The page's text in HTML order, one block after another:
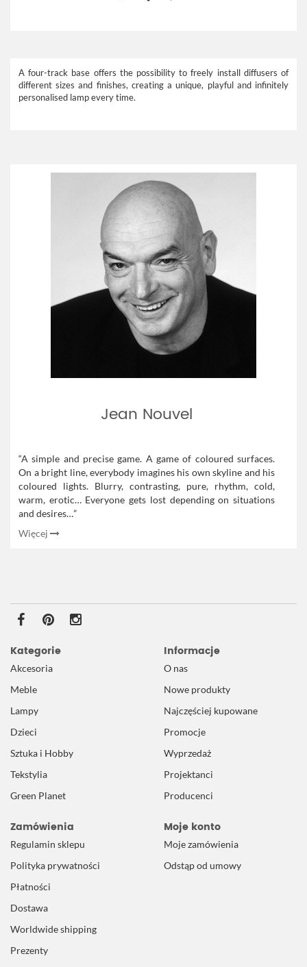
A four-track base offers the possibility to freely install diffusers of
different sizes and finishes, creating a unique, playful and infinitely
personalised lamp every time.
Jean Nouvel
“A simple and precise game. A game of coloured surfaces.
On a bright line, everybody imagines his own skyline and his
coloured lights. Blurry, contrasting, pure, rhythm, cold,
warm, erotic… Everyone gets lost depending on situations
and desires…”
Więcej
Kategorie
Akcesoria
Meble
Lampy
Dzieci
Sztuka i Hobby
Tekstylia
Green Planet
Informacje
O nas
Nowe produkty
Najczęściej kupowane
Promocje
Wyprzedaż
Projektanci
Producenci
Zamówienia
Regulamin sklepu
Polityka prywatności
Płatności
Dostawa
Worldwide shipping
Prezenty
Moje konto
Moje zamówienia
Odstąp od umowy